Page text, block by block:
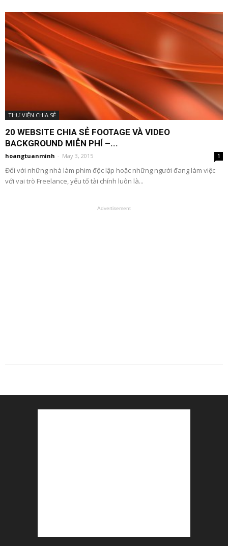
THƯ VIỆN CHIA SẺ
20 WEBSITE CHIA SẺ FOOTAGE VÀ VIDEO
BACKGROUND MIỄN PHÍ –...
hoangtuanminh - May 3, 2015 1
Đối với những nhà làm phim độc lập hoặc những người đang làm việc
với vai trò Freelance, yếu tố tài chính luôn là...
Advertisement